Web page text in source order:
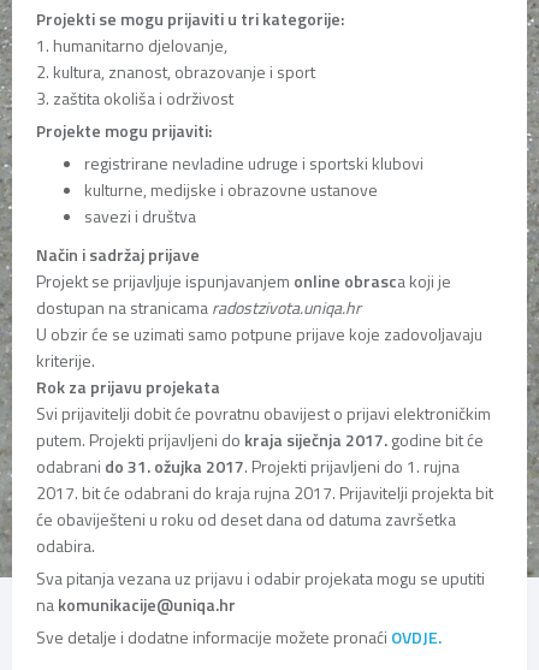
Projekti se mogu prijaviti u tri kategorije:
1. humanitarno djelovanje,
2. kultura, znanost, obrazovanje i sport
3. zaštita okoliša i održivost
Projekte mogu prijaviti:
registrirane nevladine udruge i sportski klubovi
kulturne, medijske i obrazovne ustanove
savezi i društva
Način i sadržaj prijave
Projekt se prijavljuje ispunjavanjem online obrasca koji je
dostupan na stranicamaradostzivota.uniqa.hr
U obzir će se uzimati samo potpune prijave koje zadovoljavaju
kriterije.
Rok za prijavu projekata
Svi prijavitelji dobit će povratnu obavijest o prijavi elektroničkim
putem. Projekti prijavljeni do kraja siječnja 2017.godine bit će
odabrani do 31. ožujka 2017. Projekti prijavljeni do 1. rujna
2017. bit će odabrani do kraja rujna 2017. Prijavitelji projekta bit
će obaviješteni u roku od deset dana od datuma završetka
odabira.
Sva pitanja vezana uz prijavu i odabir projekata mogu se uputiti
nakomunikacije@uniqa.hr
Sve detalje i dodatne informacije možete pronaći OVDJE.